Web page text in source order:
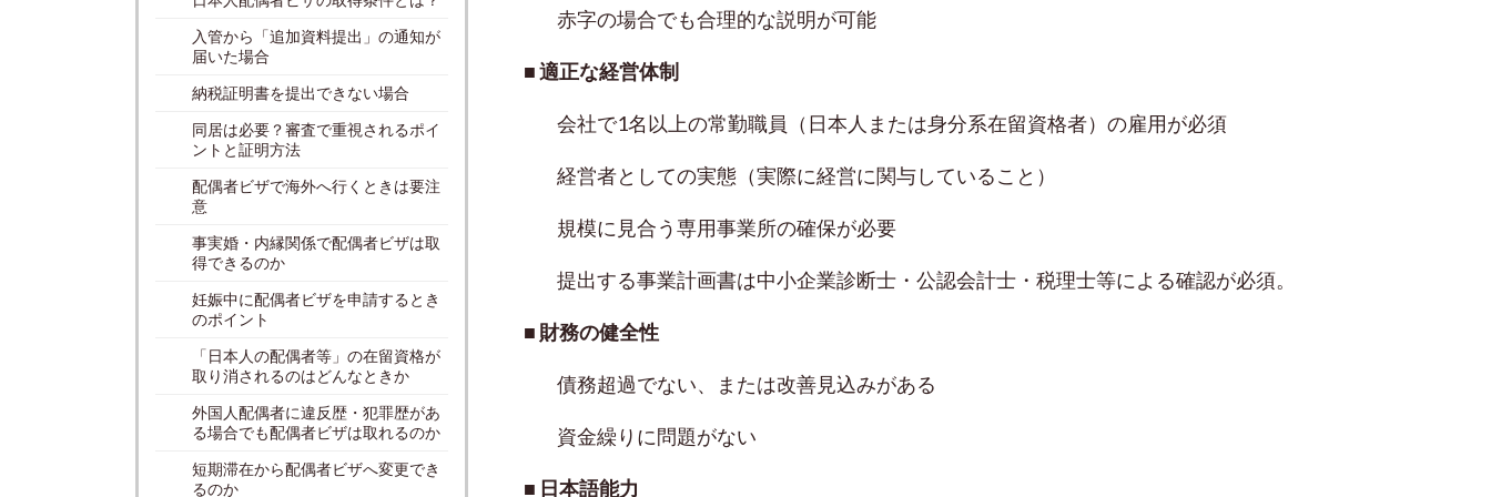
赤字の場合でも合理的な説明が可能
■適正な経営体制
会社で1名以上の常勤職員（日本人または身分系在留資格者）の雇用が必須
経営者としての実態（実際に経営に関与していること）
規模に見合う専用事業所の確保が必要
提出する事業計画書は中小企業診断士・公認会計士・税理士等による確認が必須。
■ 財務の健全性
債務超過でない、または改善見込みがある
資金繰りに問題がない
■ 日本語能力
入管から「追加資料提出」の通知が
届いた場合
納税証明書を提出できない場合
同居は必要？審査で重視されるポイ
ントと証明方法
配偶者ビザで海外へ行くときは要注
意
事実婚・内縁関係で配偶者ビザは取
得できるのか
妊娠中に配偶者ビザを申請するとき
のポイント
「日本人の配偶者等」の在留資格が
取り消されるのはどんなときか
外国人配偶者に違反歴・犯罪歴があ
る場合でも配偶者ビザは取れるのか
短期滞在から配偶者ビザへ変更でき
るのか